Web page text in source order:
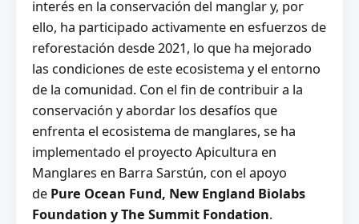
interés en la conservación del manglar y, por
ello, ha participado activamente en esfuerzos de
reforestación desde 2021, lo que ha mejorado
las condiciones de este ecosistema y el entorno
de la comunidad. Con el fin de contribuir a la
conservación y abordar los desafíos que
enfrenta el ecosistema de manglares, se ha
implementado el proyecto Apicultura en
Manglares en Barra Sarstún, con el apoyo
de Pure Ocean Fund, New England Biolabs
Foundation y The Summit Fondation.